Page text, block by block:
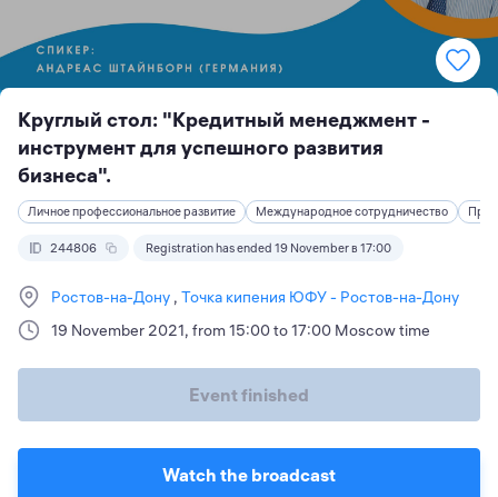
Круглый стол: "Кредитный менеджмент -
инструмент для успешного развития
бизнеса".
Личное профессиональное развитие Международное сотрудничество
244806 Registration has ended 19 November в 17:00
Ростов-на-Дону Точка кипения ЮФУ - Ростов-на-Дону
19 November 2021, from 15:00 to 17:00 Moscow time
Event finished
Watch the broadcast